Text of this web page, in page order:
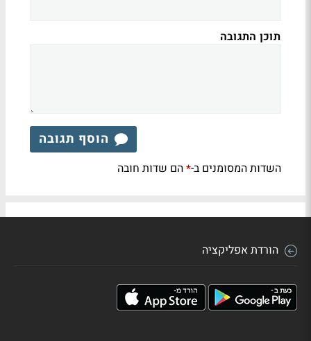
תוכן התגובה
הוסף תגובה
השדות המסומנים ב-*הם שדות חובה
הורדת אפליקציה